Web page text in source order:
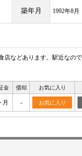
築年月 1992年8月
店などあります。駅近なの
金 償却 お気に入り
月 - お気に入り